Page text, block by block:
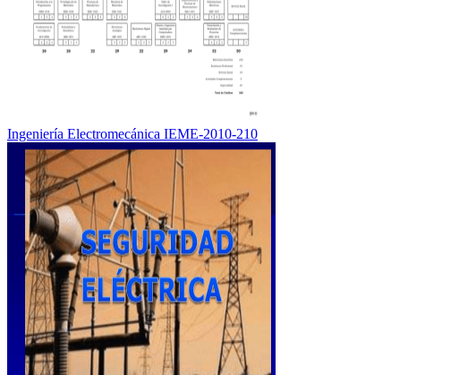
Ingeniería Electromecánica IEME-2010-210